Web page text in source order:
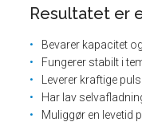
Resultatet er
Bevarer kapacitet
Fungerer stabilt i
Leverer kraftige
Har lav
Muliggør en levetid